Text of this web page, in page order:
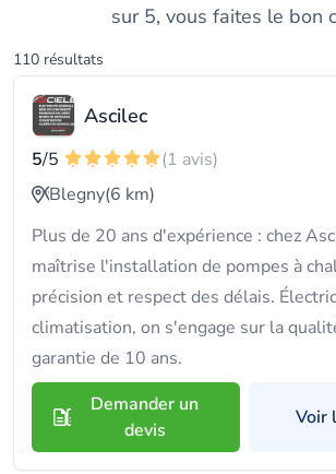
sur 5, vous faites le bon
110 résultats
Ascilec
5/5
(1 avis)
Blegny(6 km)
Plus de 20 ans d'expérience : chez
maîtrise l'installation de pompes à
précision et respect des délais.
climatisation, on s'engage sur la
garantie de 10 ans.
Demander un
devis
Voir